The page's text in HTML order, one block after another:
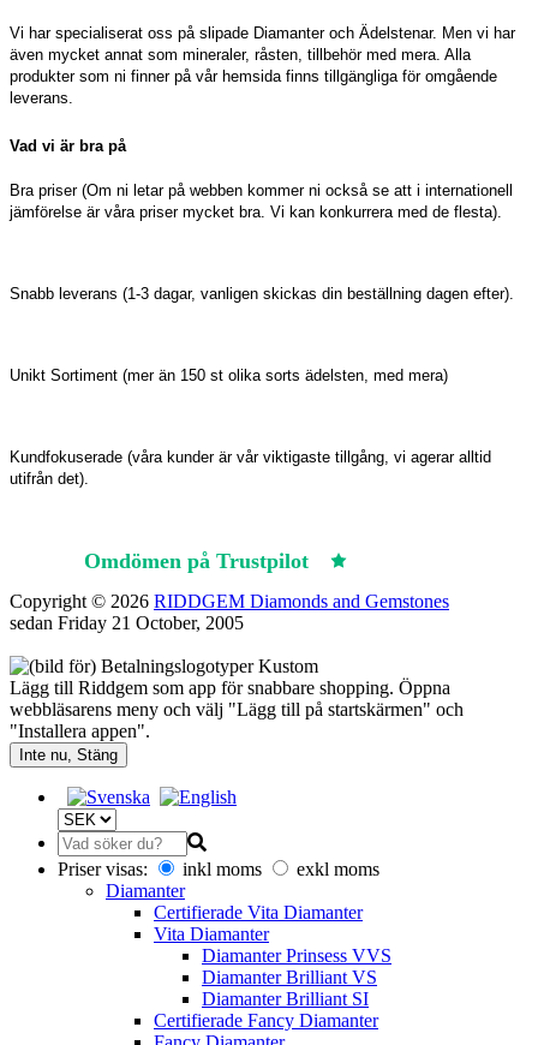
Vi har specialiserat oss på slipade Diamanter och Ädelstenar. Men vi har
även mycket annat som mineraler, råsten, tillbehör med mera. Alla
produkter som ni finner på vår hemsida finns tillgängliga för omgående
leverans.
Vad vi är bra på
Bra priser (Om ni letar på webben kommer ni också se att i internationell
jämförelse är våra priser mycket bra. Vi kan konkurrera med de flesta).
Snabb leverans (1-3 dagar, vanligen skickas din beställning dagen efter).
Unikt Sortiment (mer än 150 st olika sorts ädelsten, med mera)
Kundfokuserade (våra kunder är vår viktigaste tillgång, vi agerar alltid
utifrån det).
Omdömen på Trustpilot
Copyright © 2026 RIDDGEM Diamonds and Gemstones
sedan Friday 21 October, 2005
Lägg till Riddgem som app för snabbare shopping. Öppna
webbläsarens meny och välj "Lägg till på startskärmen" och
"Installera appen".
Inte nu, Stäng
Priser visas: inkl moms
exkl moms
Diamanter
Certifierade Vita Diamanter
Vita Diamanter
Diamanter Prinsess VVS
Diamanter Brilliant VS
Diamanter Brilliant SI
Certifierade Fancy Diamanter